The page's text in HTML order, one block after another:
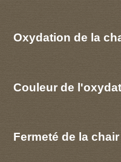
Oxydation de la
Couleur de
Fermeté de la chair